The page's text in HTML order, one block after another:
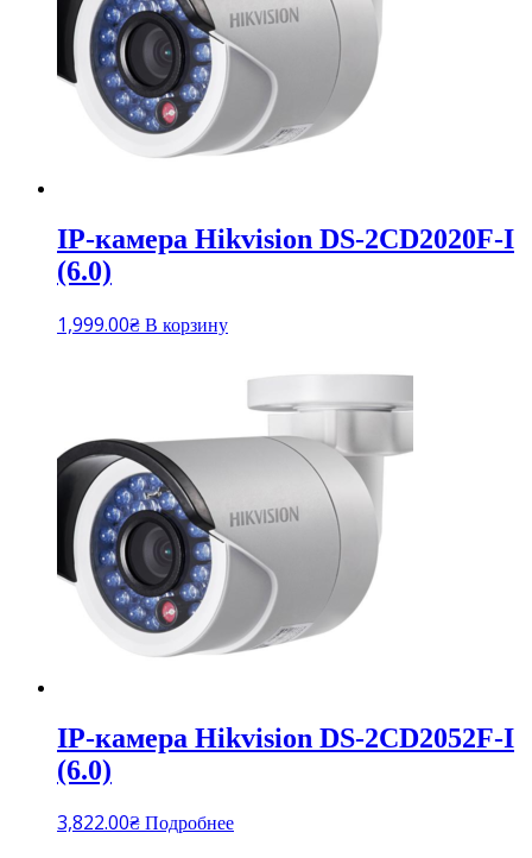
IP-камера Hikvision DS-2CD2020F-I
(6.0)
1,999.00₴ В корзину
IP-камера Hikvision DS-2CD2052F-I
(6.0)
3,822.00₴ Подробнее